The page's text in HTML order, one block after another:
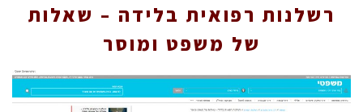
רשלנות רפואית בלידה – שאלות
של משפט ומוסר